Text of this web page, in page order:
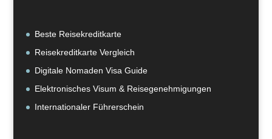
Beste Reisekreditkarte
Reisekreditkarte Vergleich
Digitale Nomaden Visa Guide
Elektronisches Visum & Reisegenehmigungen
Internationaler Führerschein